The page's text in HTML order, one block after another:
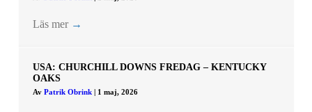
Läs mer →
USA: CHURCHILL DOWNS FREDAG – KENTUCKY
OAKS
Av Patrik Obrink 1 maj, 2026